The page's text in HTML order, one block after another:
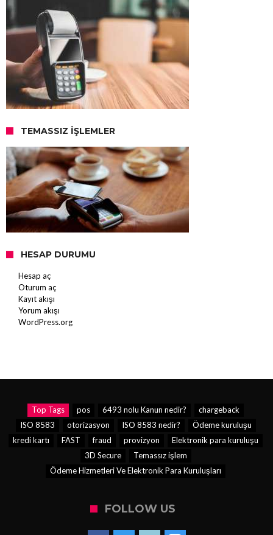
TEMASSIZ İŞLEMLER
HESAP DURUMU
Hesap aç
Oturum aç
Kayıt akışı
Yorum akışı
WordPress.org
Top Tags pos 6493 nolu Kanun nedir?
chargeback
ISO 8583
otorizasyon ISO 8583 nedir?
Ödeme kuruluşu
kredi kartı
FAST fraud provizyon
Elektronik para kuruluşu
3D Secure
Temassız işlem
Ödeme Hizmetleri Ve Elektronik Para Kuruluşları
FOLLOW US